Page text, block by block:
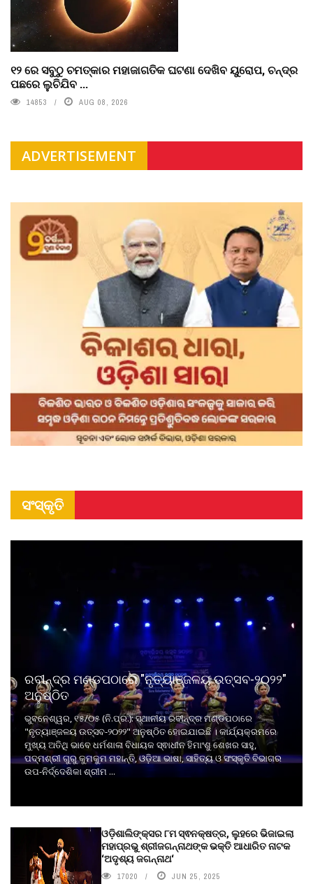
୧୨ ରେ ସବୁଠୁ ଚମତ୍କାର ମହାଜାଗତିକ ଘଟଣା ଦେଖିବ ୟୁରୋପ, ଚନ୍ଦ୍ର
ପଛରେ ଲୁଚିଯିବ ...
14853 AUG 08, 2026
ADVERTISEMENT
ସଂସ୍କୃତି
ରବୀନ୍ଦ୍ର ମଣ୍ଡପଠାରେ "ନୃତ୍ୟାଞ୍ଜଳୟ ଉତ୍ସବ-୨୦୨୨"
ଅନୁଷ୍ଠିତ
ଭୁବନେଶ୍ୱର, ୧୫/୦୫ (ନି.ପ୍ର.): ସ୍ଥାନୀୟ ରବୀନ୍ଦ୍ର ମଣ୍ଡପଠାରେ
"ନୃତ୍ୟାଞ୍ଜଳୟ ଉତ୍ସବ-୨୦୨୨" ଅନୁଷ୍ଠିତ ହୋଇଯାଇଛି । କାର୍ଯ୍ୟକ୍ରମରେ
ମୁଖ୍ୟ ଅତିଥି ଭାବେ ଧର୍ମଶାଳା ବିଧାୟକ ସ୍ଵାଧୀନ ହିମାଂଶୁ ଶେଖର ସାହୁ,
ପଦ୍ମଶ୍ରୀ ଗୁରୁ କୁମକୁମ ମହାନ୍ତି, ଓଡ଼ିଆ ଭାଷା, ସାହିତ୍ୟ ଓ ସଂସ୍କୃତି ବିଭାଗର
ଉପ-ନିର୍ଦ୍ଦେଶିକା ଶ୍ରୀମ ...
ଓଡ଼ିଶାଲିଙ୍କ୍ସର ୮ମ ସ୍ଵନକ୍ଷତ୍ର, ଲୁହରେ ଭିଜାଇଲା
ମହାପ୍ରଭୁ ଶ୍ରୀଜଗନ୍ନାଥଙ୍କ ଭକ୍ତି ଆଧାରିତ ନାଟକ
‘ଅଦୃଶ୍ୟ ଜଗନ୍ନାଥ‘
17020 JUN 25, 2025